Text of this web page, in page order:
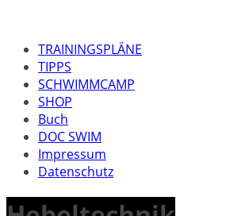
TRAININGSPLÄNE
TIPPS
SCHWIMMCAMP
SHOP
Buch
DOC SWIM
Impressum
Datenschutz